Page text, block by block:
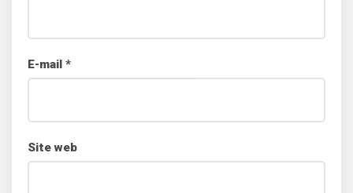
E-mail *
Site web